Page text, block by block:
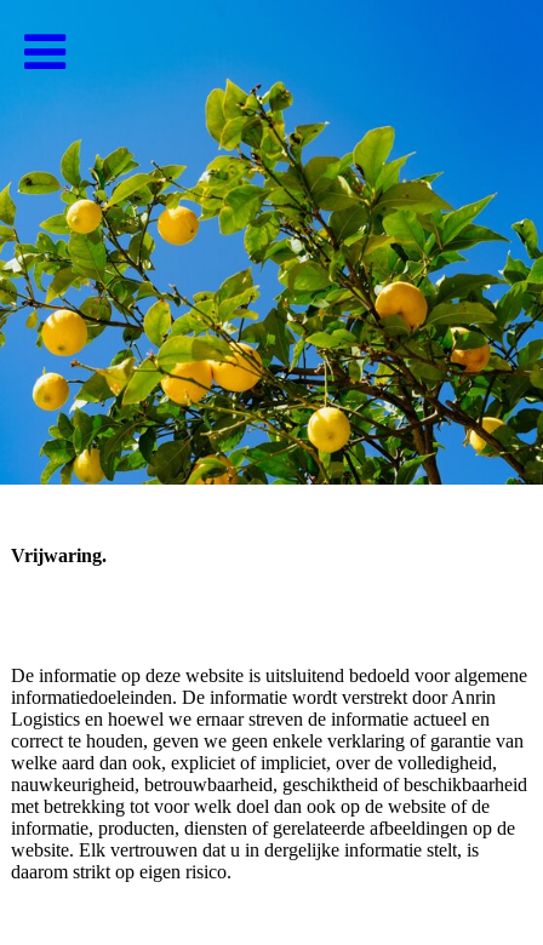
Vrijwaring.
De informatie op deze website is uitsluitend bedoeld voor algemene
informatiedoeleinden. De informatie wordt verstrekt door Anrin
Logistics en hoewel we ernaar streven de informatie actueel en
correct te houden, geven we geen enkele verklaring of garantie van
welke aard dan ook, expliciet of impliciet, over de volledigheid,
nauwkeurigheid, betrouwbaarheid, geschiktheid of beschikbaarheid
met betrekking tot voor welk doel dan ook op de website of de
informatie, producten, diensten of gerelateerde afbeeldingen op de
website. Elk vertrouwen dat u in dergelijke informatie stelt, is
daarom strikt op eigen risico.